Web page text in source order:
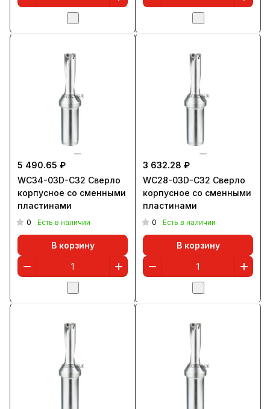
5 490.65 ₽
WC34-03D-C32 Сверло
корпусное со сменными
пластинами
0 Есть в наличии
В корзину
3 632.28 ₽
WC28-03D-C32 Сверло
корпусное со сменными
пластинами
0 Есть в наличии
В корзину